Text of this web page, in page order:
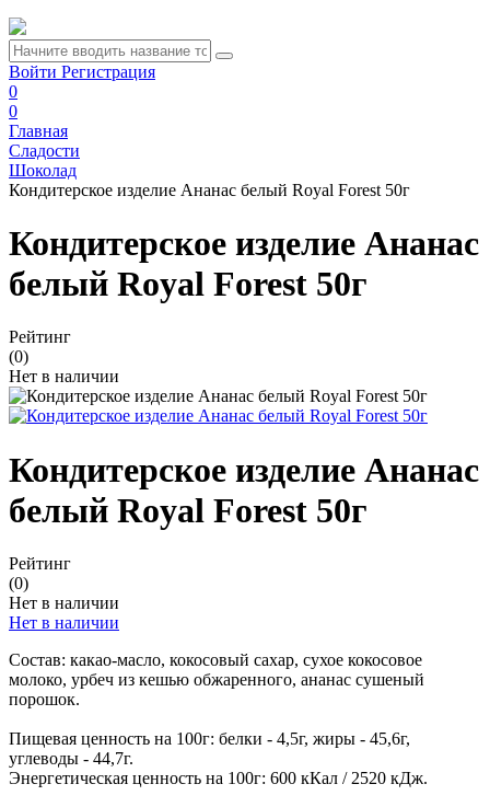
Войти Регистрация
0
0
Главная
Сладости
Шоколад
Кондитерское изделие Ананас белый Royal Forest 50г
Кондитерское изделие Ананас
белый Royal Forest 50г
Рейтинг
(0)
Нет в наличии
Кондитерское изделие Ананас
белый Royal Forest 50г
Рейтинг
(0)
Нет в наличии
Нет в наличии
Состав: какао-масло, кокосовый сахар, сухое кокосовое
молоко, урбеч из кешью обжаренного, ананас сушеный
порошок.
Пищевая ценность на 100г: белки - 4,5г, жиры - 45,6г,
углеводы - 44,7г.
Энергетическая ценность на 100г: 600 кКал / 2520 кДж.